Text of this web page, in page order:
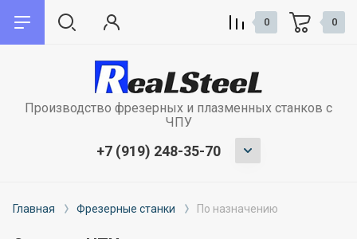
О компании
Плазменная резка металла
Сервис
Запуск и наладка оборудования
Производство фрезерных и плазменных станков с
ЧПУ
+7 (919) 248-35-70
0 0
Главная Фрезерные станки По назначению